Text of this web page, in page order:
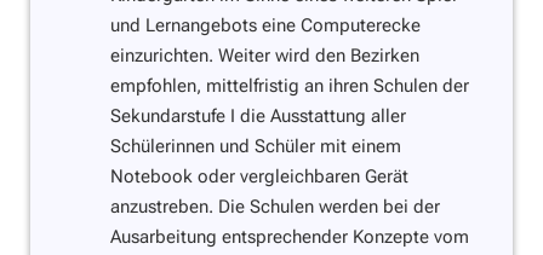
und Lernangebots eine Computerecke
einzurichten. Weiter wird den Bezirken
empfohlen, mittelfristig an ihren Schulen der
Sekundarstufe I die Ausstattung aller
Schülerinnen und Schüler mit einem
Notebook oder vergleichbaren Gerät
anzustreben. Die Schulen werden bei der
Ausarbeitung entsprechender Konzepte vom